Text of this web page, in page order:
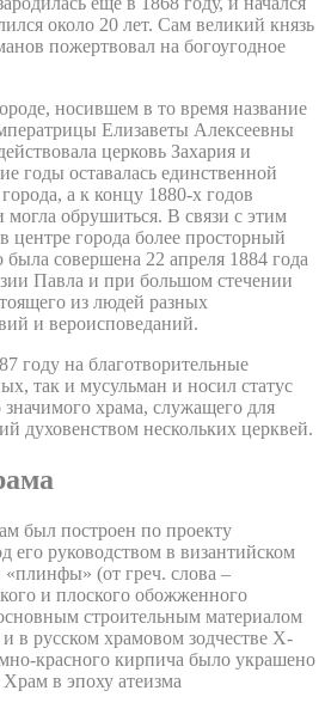
около 20 лет. Сам великий князь
пожертвовал на богоугодное
носившем в то время название
Елизаветы Алексеевны
церковь Захария и
годы оставалась единственной
а к концу 1880-х годов
обрушиться. В связи с этим
центре города более просторный
была совершена 22 апреля 1884 года
Павла и при большом стечении
из людей разных
и вероисповеданий.
году на благотворительные
так и мусульман и носил статус
значимого храма, служащего для
духовенством нескольких церквей.
был построен по проекту
его руководством в византийском
«плинфы» (от греч. слова –
и плоского обожженного
строительным материалом
в русском храмовом зодчестве X-
красного кирпича было украшено
в эпоху атеизма